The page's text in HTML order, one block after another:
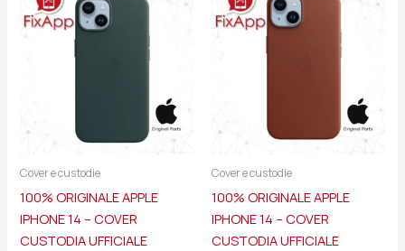
Cover e custodie
100% ORIGINALE APPLE
IPHONE 14 – COVER
CUSTODIA UFFICIALE
Cover e custodie
100% ORIGINALE APPLE
IPHONE 14 – COVER
CUSTODIA UFFICIALE